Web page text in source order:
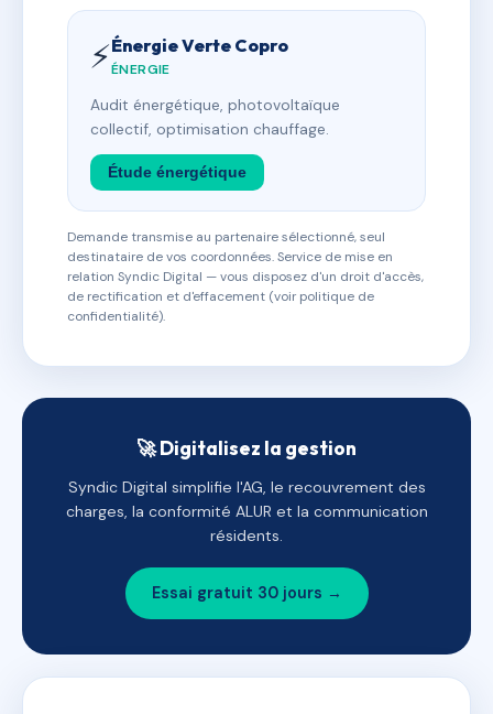
⚡Énergie Verte Copro
ÉNERGIE
Audit énergétique, photovoltaïque
collectif, optimisation chauffage.
Étude énergétique
Demande transmise au partenaire sélectionné, seul
destinataire de vos coordonnées. Service de mise en
relation Syndic Digital — vous disposez d'un droit d'accès,
de rectification et d'effacement (voir politique de
confidentialité).
🚀 Digitalisez la gestion
Syndic Digital simplifie l'AG, le recouvrement des
charges, la conformité ALUR et la communication
résidents.
Essai gratuit 30 jours →